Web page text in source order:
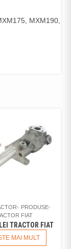
MXM190,
PRODUSE
FIAT
TRACTOR FIAT
MAI MULT